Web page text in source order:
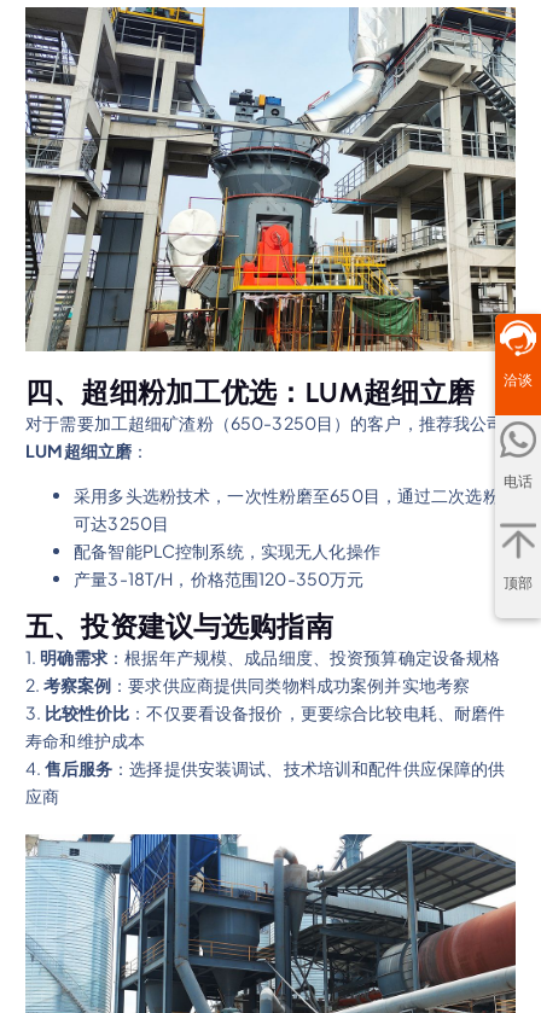
四、超细粉加工优选：LUM超细立磨
对于需要加工超细矿渣粉（650-3250目）的客户，推荐我公司
LUM超细立磨 ：
采用多头选粉技术，一次性粉磨至650目，通过二次选粉
可达3250目
配备智能PLC控制系统，实现无人化操作
产量3-18T/H，价格范围120-350万元
五、投资建议与选购指南
1. 明确需求 ：根据年产规模、成品细度、投资预算确定设备规格
2. 考察案例 ：要求供应商提供同类物料成功案例并实地考察
3. 比较性价比 ：不仅要看设备报价，更要综合比较电耗、耐磨件
寿命和维护成本
4. 售后服务 ：选择提供安装调试、技术培训和配件供应保障的供
应商
洽谈
电话
顶部